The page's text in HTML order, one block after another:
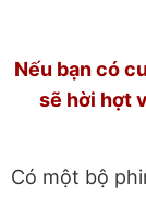
Nếu bạn có
sẽ hời hợt
Có một bộ